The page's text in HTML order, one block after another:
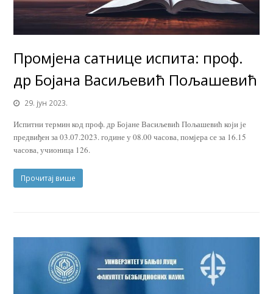
Промјена сатнице испита: проф.
др Бојана Васиљевић Пољашевић
29. јун 2023.
Испитни термин код проф. др Бојане Васиљевић Пољашевић који је
предвиђен за 03.07.2023. године у 08.00 часова, помјера се за 16.15
часова, учионица 126.
Прочитај више